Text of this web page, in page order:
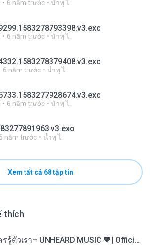
6 năm trước นํ้าพุ ไ.
6 năm trước นํ้าพุ ไ.
6 năm trước นํ้าพุ ไ.
6 năm trước นํ้าพุ ไ.
6 năm trước นํ้าพุ ไ.
Xem tất cả 68 tập tin
thích
ไม่มีใครรู้ตัวเรา– UNHEARD MUSIC 🖤| Official Lyric Video | เพลงสู้ชีวิต